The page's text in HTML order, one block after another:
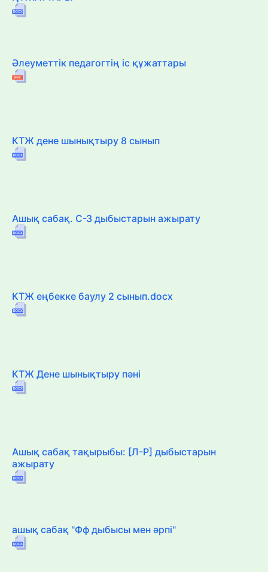
Әлеуметтік педагогтің іс құжаттары
КТЖ дене шынықтыру 8 сынып
Ашық сабақ. С-З дыбыстарын ажырату
КТЖ еңбекке баулу 2 сынып.docx
КТЖ Дене шынықтыру пәні
Ашық сабақ тақырыбы: [Л-Р] дыбыстарын
ажырату
ашық сабақ "Фф дыбысы мен әрпі"